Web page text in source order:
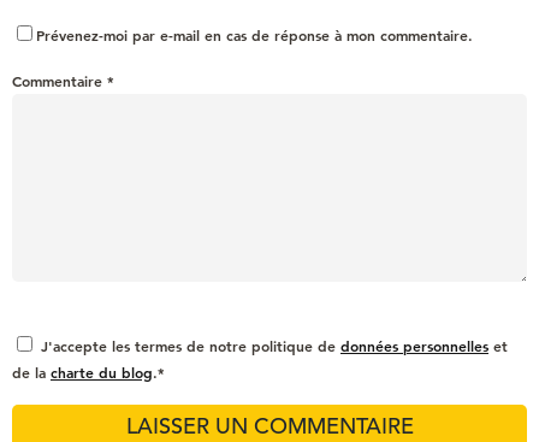
Prévenez-moi par e-mail en cas de réponse à mon commentaire.
Commentaire *
J'accepte les termes de notre politique de données personnelles et
de la charte du blog.*